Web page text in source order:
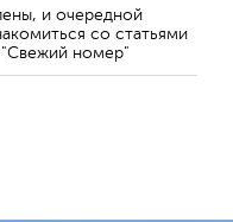
и очередной
со статьями
номер"